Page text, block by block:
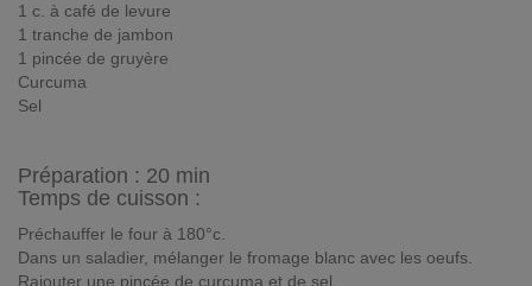
1 c. à café de levure
1 tranche de jambon
1 pincée de gruyère
Curcuma
Sel
Préparation : 20 min
Temps de cuisson :
Préchauffer le four à 180°c.
Dans un saladier, mélanger le fromage blanc avec les oeufs.
Rajouter une pincée de curcuma et de sel.